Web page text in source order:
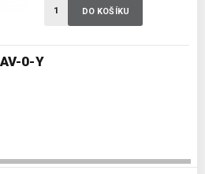
0-Y
DO KOŠÍKU